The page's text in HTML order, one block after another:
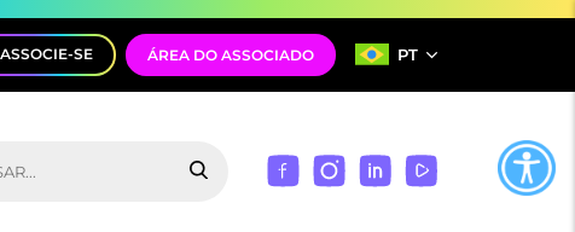
ASSOCIE-SE ÁREA DO ASSOCIADO PT